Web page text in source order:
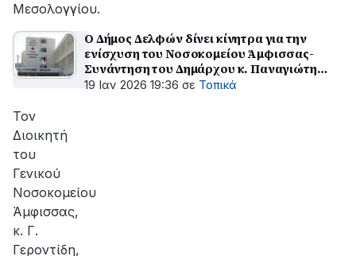
Μεσολογγίου.
Ο Δήμος Δελφών δίνει κίνητρα για την
ενίσχυση του Νοσοκομείου Άμφισσας-
Συνάντηση του Δημάρχου κ. Παναγιώτη
Ταγκαλή με τον Διοικητή κ. Γ. Γεροντίδη
19 Ιαν 2026 19:36 σε Τοπικά
Τον
Διοικητή
του
Γενικού
Νοσοκομείου
Άμφισσας,
κ. Γ.
Γεροντίδη,